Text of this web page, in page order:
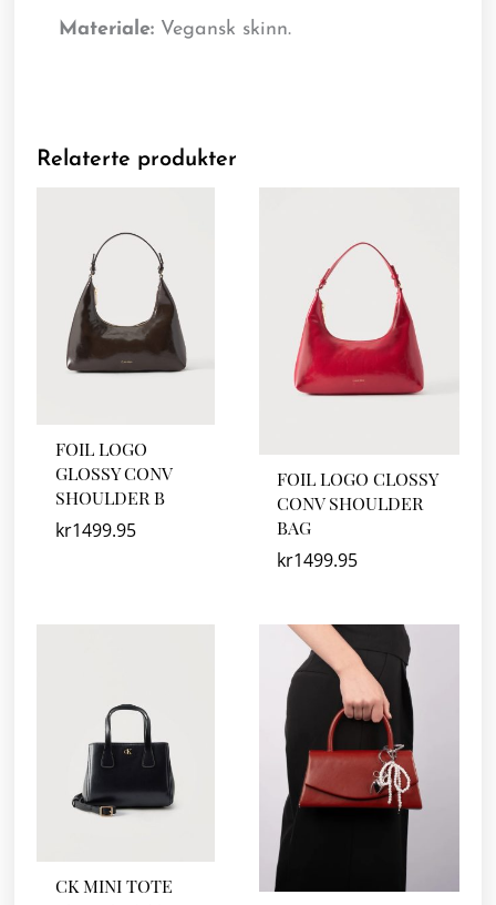
Materiale: Vegansk skinn.
Relaterte produkter
FOIL LOGO
GLOSSY CONV
SHOULDER B
kr1499.95
FOIL LOGO CLOSSY
CONV SHOULDER
BAG
kr1499.95
CK MINI TOTE